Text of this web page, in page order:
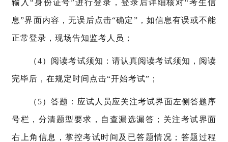
输入“身份证号”进行登录，登录后详细核对“考生信
息”界面内容，无误后点击“确定”，如信息有误或不能
正常登录，现场告知监考人员；
（4）阅读考试须知：请认真阅读考试须知，阅读
完毕后，在规定时间点击“开始考试”；
（5）答题：应试人员应关注考试界面左侧答题序
号栏，分清题型要求，自查漏选漏答；关注考试界面
右上角信息，掌控考试时间及已答题情况；答题过程